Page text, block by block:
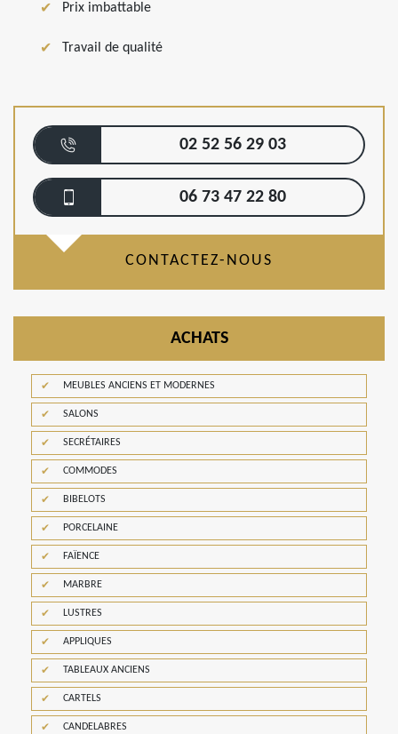
Prix imbattable
Travail de qualité
02 52 56 29 03
06 73 47 22 80
CONTACTEZ-NOUS
ACHATS
MEUBLES ANCIENS ET MODERNES
SALONS
SECRÉTAIRES
COMMODES
BIBELOTS
PORCELAINE
FAÏENCE
MARBRE
LUSTRES
APPLIQUES
TABLEAUX ANCIENS
CARTELS
CANDELABRES